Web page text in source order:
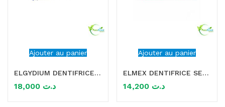
médical)
Ajouter au panier
ELGYDIUM DENTIFRICE BLANCHEUR 75ML
د.ت
Ajouter au panier
ELMEX DENTIFRICE SENSITIVE ORIGINAL 75ML
د.ت